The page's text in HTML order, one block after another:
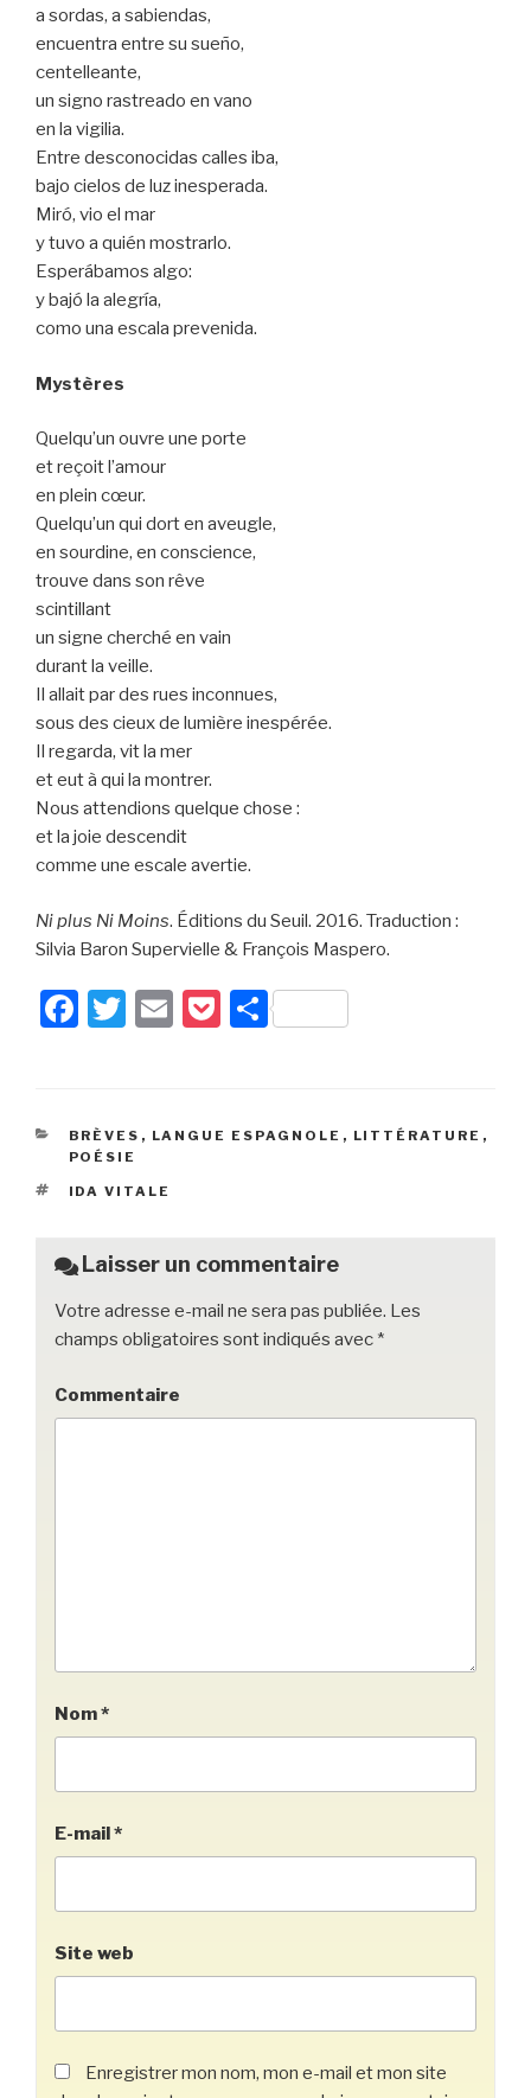
a sordas, a sabiendas,
encuentra entre su sueño,
centelleante,
un signo rastreado en vano
en la vigilia.
Entre desconocidas calles iba,
bajo cielos de luz inesperada.
Miró, vio el mar
y tuvo a quién mostrarlo.
Esperábamos algo:
y bajó la alegría,
como una escala prevenida.
Mystères
Quelqu’un ouvre une porte
et reçoit l’amour
en plein cœur.
Quelqu’un qui dort en aveugle,
en sourdine, en conscience,
trouve dans son rêve
scintillant
un signe cherché en vain
durant la veille.
Il allait par des rues inconnues,
sous des cieux de lumière inespérée.
Il regarda, vit la mer
et eut à qui la montrer.
Nous attendions quelque chose :
et la joie descendit
comme une escale avertie.
Ni plus Ni Moins. Éditions du Seuil. 2016. Traduction :
Silvia Baron Supervielle & François Maspero.
F
e
b
o
k
T
er
E
P
k
P
g
CATÉGORIES
BRÈVES , LANGUE ESPAGNOLE , LITTÉRATURE ,
POÉSIE
ÉTIQUETTES
IDA VITALE
Laisser un commentaire
Votre adresse e-mail ne sera pas publiée. Les
champs obligatoires sont indiqués avec *
Commentaire
Nom*
E-mail*
Site web
Enregistrer mon nom, mon e-mail et mon site